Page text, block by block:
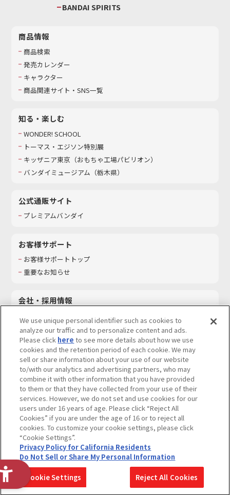
BANDAI SPIRITS
商品情報
商品検索
発売カレンダー
キャラクター
商品関連サイト・SNS一覧
知る・楽しむ
WONDER! SCHOOL
トーマス・エジソン特別展
キッザニア東京（おもちゃ工場パビリオン）​
バンダイミュージアム（栃木県）
公式通販サイト
プレミアムバンダイ
お客様サポート
お客様サポートトップ
重要なお知らせ
会社・採用情報
採用情報
サステナビリティ
お問い合わせ
ウェブサイトご利用条件 ソーシャルメディアポリシー
個人情報及び特定個人情報等の取り扱いに関する保護方針
Do Not Sell or Share My Personal Information著作権・商標について
カスタマーハラスメントに対する基本的な対応方針
コピーライト一覧を表示する
We use unique personal identifier such as cookies to
analyze our traffic and to personalize content and ads.
Please click here to see more details about how we use
cookies and the retention period of each cookie. We may
sell or share information about your use of our website
to/with our analytics and advertising partners, who may
combine it with other information that you have provided
to them or that they have collected from your use of their
services. However, we do not set and use cookies for our
users under 16 years of age. Please click “Reject All
Cookies” if you are under the age of 16 or to reject all
cookies. To customize your cookie settings, please click
“Cookie Settings”.
Privacy Policy for California Residents
Do Not Sell or Share My Personal Information
Cookie Settings Reject All Cookies